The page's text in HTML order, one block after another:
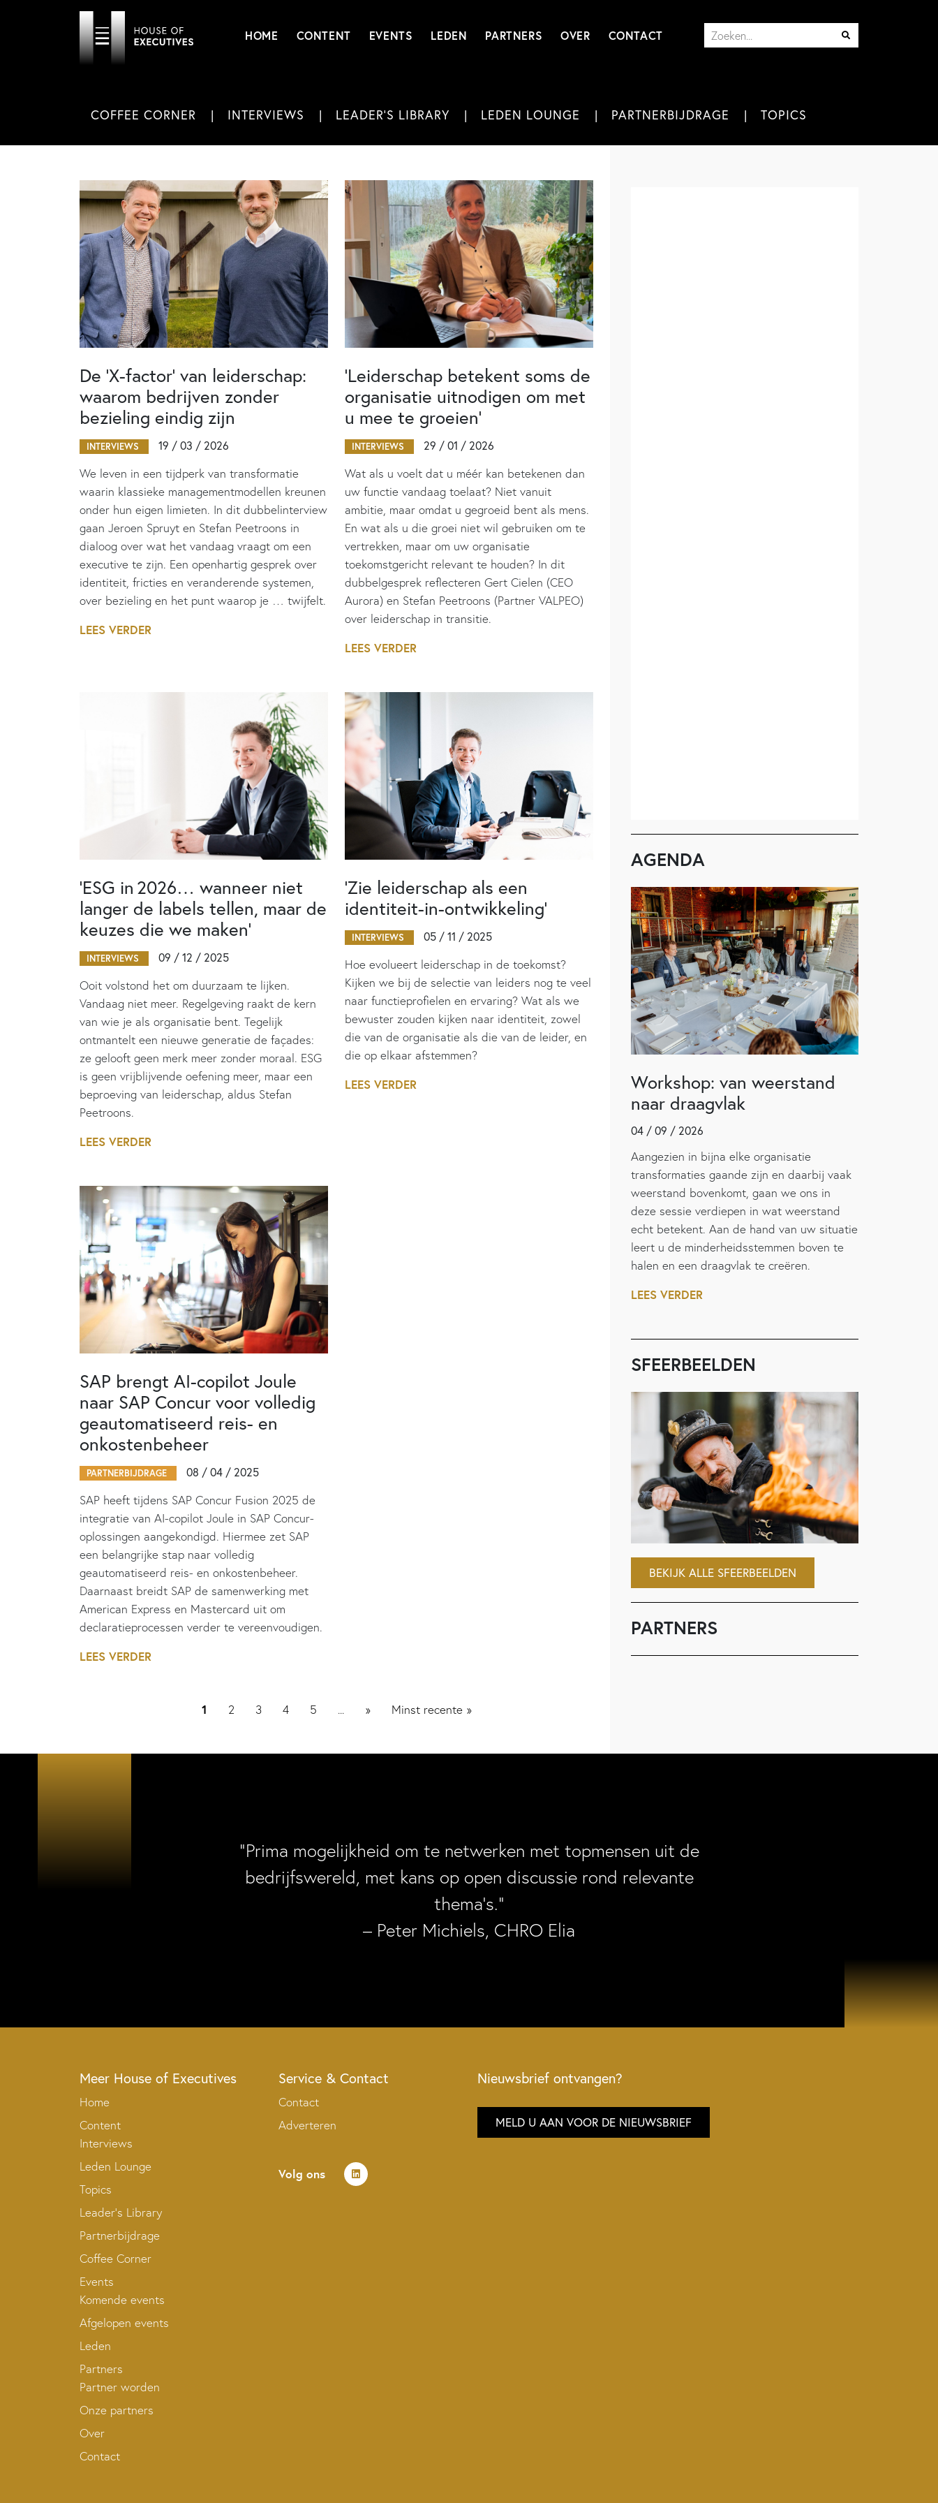
HOME CONTENT EVENTS LEDEN PARTNERS OVER CONTACT
COFFEE CORNER INTERVIEWS LEADER'S LIBRARY LEDEN LOUNGE PARTNERBIJDRAGE TOPICS
De ‘X-factor’ van leiderschap:
waarom bedrijven zonder
bezieling eindig zijn
INTERVIEWS 19 / 03 / 2026
We leven in een tijdperk van transformatie
waarin klassieke managementmodellen kreunen
onder hun eigen limieten. In dit dubbelinterview
gaan Jeroen Spruyt en Stefan Peetroons in
dialoog over wat het vandaag vraagt om een
executive te zijn. Een openhartig gesprek over
identiteit, fricties en veranderende systemen,
over bezieling en het punt waarop je … twijfelt.
LEES VERDER
‘Leiderschap betekent soms de
organisatie uitnodigen om met
u mee te groeien’
INTERVIEWS 29 / 01 / 2026
Wat als u voelt dat u méér kan betekenen dan
uw functie vandaag toelaat? Niet vanuit
ambitie, maar omdat u gegroeid bent als mens.
En wat als u die groei niet wil gebruiken om te
vertrekken, maar om uw organisatie
toekomstgericht relevant te houden? In dit
dubbelgesprek reflecteren Gert Cielen (CEO
Aurora) en Stefan Peetroons (Partner VALPEO)
over leiderschap in transitie.
LEES VERDER
‘ESG in 2026… wanneer niet
langer de labels tellen, maar de
keuzes die we maken’
INTERVIEWS 09 / 12 / 2025
Ooit volstond het om duurzaam te lijken.
Vandaag niet meer. Regelgeving raakt de kern
van wie je als organisatie bent. Tegelijk
ontmantelt een nieuwe generatie de façades:
ze gelooft geen merk meer zonder moraal. ESG
is geen vrijblijvende oefening meer, maar een
beproeving van leiderschap, aldus Stefan
Peetroons.
LEES VERDER
‘Zie leiderschap als een
identiteit-in-ontwikkeling’
INTERVIEWS 05 / 11 / 2025
Hoe evolueert leiderschap in de toekomst?
Kijken we bij de selectie van leiders nog te veel
naar functieprofielen en ervaring? Wat als we
bewuster zouden kijken naar identiteit, zowel
die van de organisatie als die van de leider, en
die op elkaar afstemmen?
LEES VERDER
SAP brengt AI-copilot Joule
naar SAP Concur voor volledig
geautomatiseerd reis- en
onkostenbeheer
PARTNERBIJDRAGE 08 / 04 / 2025
SAP heeft tijdens SAP Concur Fusion 2025 de
integratie van AI-copilot Joule in SAP Concur-
oplossingen aangekondigd. Hiermee zet SAP
een belangrijke stap naar volledig
geautomatiseerd reis- en onkostenbeheer.
Daarnaast breidt SAP de samenwerking met
American Express en Mastercard uit om
declaratieprocessen verder te vereenvoudigen.
LEES VERDER
1 2 3 4 5 ... » Minst recente »
AGENDA
Workshop: van weerstand
naar draagvlak
04 / 09 / 2026
Aangezien in bijna elke organisatie
transformaties gaande zijn en daarbij vaak
weerstand bovenkomt, gaan we ons in
deze sessie verdiepen in wat weerstand
echt betekent. Aan de hand van uw situatie
leert u de minderheidsstemmen boven te
halen en een draagvlak te creëren.
LEES VERDER
SFEERBEELDEN
BEKIJK ALLE SFEERBEELDEN
PARTNERS
“Prima mogelijkheid om te netwerken met topmensen uit de
bedrijfswereld, met kans op open discussie rond relevante
thema’s.”
– Peter Michiels, CHRO Elia
Meer House of Executives
Home
Content
Interviews
Leden Lounge
Topics
Leader’s Library
Partnerbijdrage
Coffee Corner
Events
Komende events
Afgelopen events
Leden
Partners
Partner worden
Onze partners
Over
Contact
Service & Contact
Contact
Adverteren
Volg ons
Nieuwsbrief ontvangen?
MELD U AAN VOOR DE NIEUWSBRIEF